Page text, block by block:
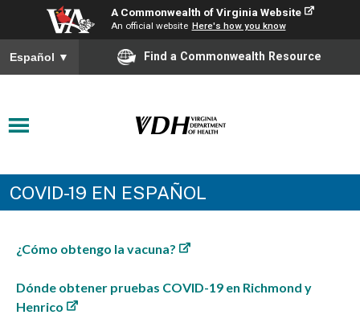
A Commonwealth of Virginia Website
An official website Here's how you know
Español ▼ Find a Commonwealth Resource
COVID-19 EN ESPAÑOL
¿Cómo obtengo la vacuna?
Dónde obtener pruebas COVID-19 en Richmond y
Henrico